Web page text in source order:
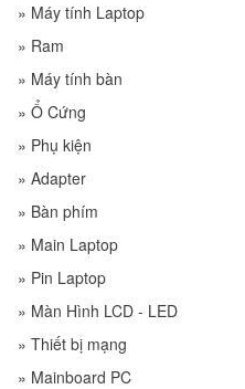
» Máy tính Laptop
» Ram
» Máy tính bàn
» Ổ Cứng
» Phụ kiện
» Adapter
» Bàn phím
» Main Laptop
» Pin Laptop
» Màn Hình LCD - LED
» Thiết bị mạng
» Mainboard PC